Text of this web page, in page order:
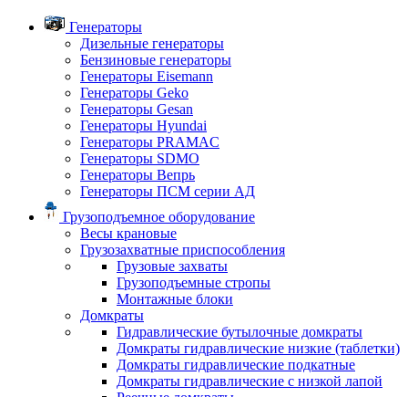
Генераторы
Дизельные генераторы
Бензиновые генераторы
Генераторы Eisemann
Генераторы Geko
Генераторы Gesan
Генераторы Hyundai
Генераторы PRAMAC
Генераторы SDMO
Генераторы Вепрь
Генераторы ПСМ серии АД
Грузоподъемное оборудование
Весы крановые
Грузозахватные приспособления
Грузовые захваты
Грузоподъемные стропы
Монтажные блоки
Домкраты
Гидравлические бутылочные домкраты
Домкраты гидравлические низкие (таблетки)
Домкраты гидравлические подкатные
Домкраты гидравлические с низкой лапой